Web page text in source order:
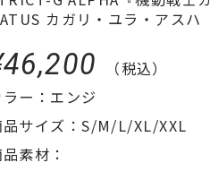
カガリ・ユラ・アスハ
（税込）
ラー：エンジ
品サイズ：S/M/L/XL/XXL
素材：